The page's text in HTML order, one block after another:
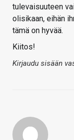
tulevaisuuteen
olisikaan, eihän
tämä on hyvää.
Kiitos!
Kirjaudu sisään